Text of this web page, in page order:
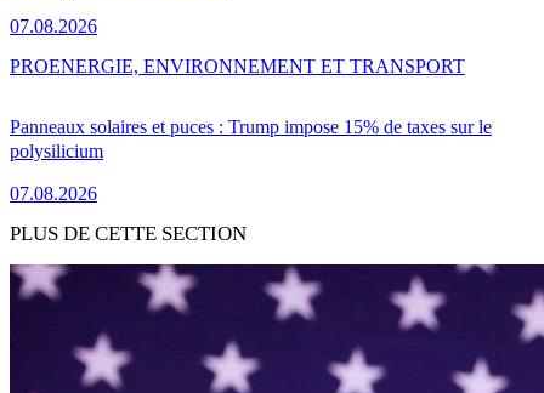
07.08.2026
Panneaux solaires et puces : Trump impose 15% de taxes sur le
polysilicium
07.08.2026
PROENERGIE, ENVIRONNEMENT ET TRANSPORT
PLUS DE CETTE SECTION